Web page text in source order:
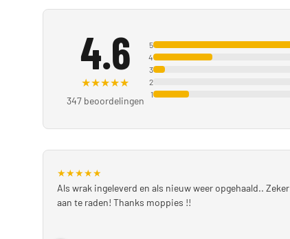
4.6
★★★★★
347 beoordelingen
5
4
3
2
1
★★★★★
Als wrak ingeleverd en als nieuw weer opgehaald.. Zeker
aan te raden! Thanks moppies !!